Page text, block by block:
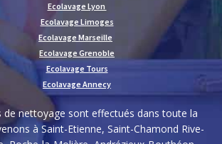
Ecolavage Lyon
Ecolavage Limoges
Ecolavage Marseille
Ecolavage Grenoble
Ecolavage Tours
Ecolavage Annecy
de nettoyage sont effectués dans toute la
à Saint-Etienne, Saint-Chamond Rive-